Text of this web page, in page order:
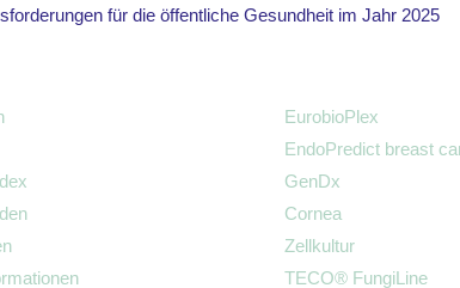
für die öffentliche Gesundheit im Jahr 2025
EurobioPlex
EndoPredict breast
GenDx
Cornea
Zellkultur
TECO® FungiLine